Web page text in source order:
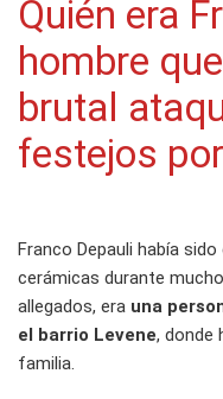
Quién era
hombre
brutal
festejos
Franco Depauli había
cerámicas durante
allegados, era una
el barrio Levene, donde
familia.